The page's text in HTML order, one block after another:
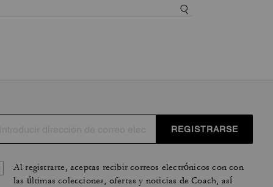
REGISTRARSE
Al registrarte, aceptas recibir correos electrónicos con con
las últimas colecciones, ofertas y noticias de Coach, así